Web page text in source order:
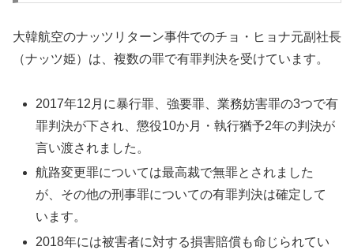
大韓航空のナッツリターン事件でのチョ・ヒョナ元副社長
（ナッツ姫）は、複数の罪で有罪判決を受けています。
2017年12月に暴行罪、強要罪、業務妨害罪の3つで有
罪判決が下され、懲役10か月・執行猶予2年の判決が
言い渡されました。
航路変更罪については最高裁で無罪とされました
が、その他の刑事罪についての有罪判決は確定して
います。
2018年には被害者に対する損害賠償も命じられてい